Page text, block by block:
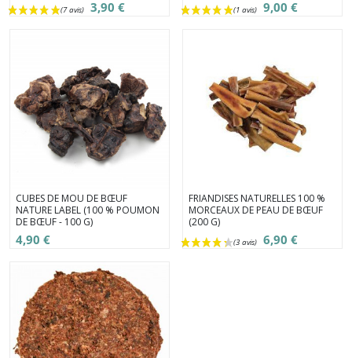
3,90 € 9,00 €
CUBES DE MOU DE BŒUF
NATURE LABEL (100 % POUMON
DE BŒUF - 100 G)
4,90 €
FRIANDISES NATURELLES 100 %
MORCEAUX DE PEAU DE BŒUF
(200 G)
6,90 €